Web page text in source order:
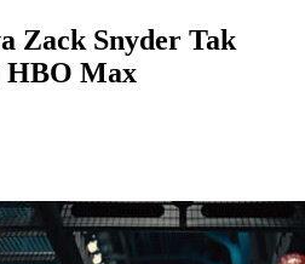
Zack Snyder Tak
HBO Max